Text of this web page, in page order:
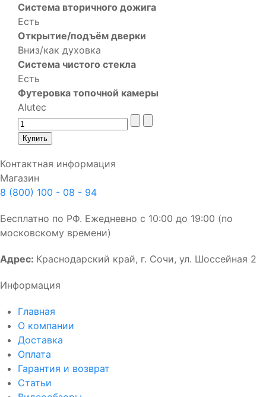
Система вторичного дожига
Есть
Открытие/подъём дверки
Вниз/как духовка
Система чистого стекла
Есть
Футеровка топочной камеры
Alutec
Контактная информация
Магазин
8 (800) 100 - 08 - 94
Бесплатно по РФ. Ежедневно с 10:00 до 19:00 (по
московскому времени)
Адрес: Краснодарский край, г. Сочи, ул. Шоссейная 2
Информация
Главная
О компании
Доставка
Оплата
Гарантия и возврат
Статьи